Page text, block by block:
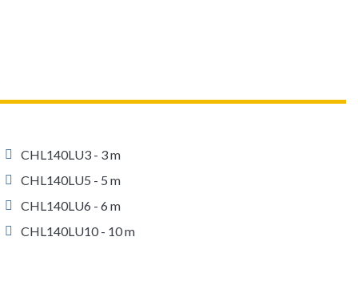
CHL140LU3 - 3 m
CHL140LU5 - 5 m
CHL140LU6 - 6 m
CHL140LU10 - 10 m